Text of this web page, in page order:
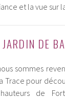
et la vue sur
JARDIN DE
sommes
Trace pour
de